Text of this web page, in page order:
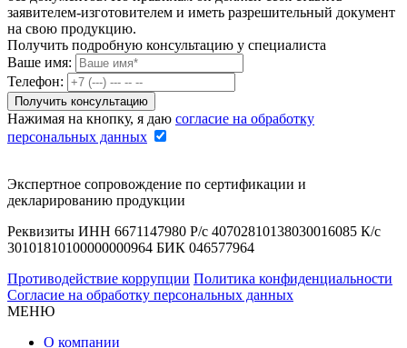
заявителем-изготовителем и иметь разрешительный документ
на свою продукцию.
Получить подробную консультацию у специалиста
Ваше имя:
Телефон:
Нажимая на кнопку, я даю согласие на обработку
персональных данных
Экспертное сопровождение по сертификации и
декларированию продукции
Реквизиты ИНН 6671147980 Р/с 40702810138030016085 К/с
30101810100000000964 БИК 046577964
Противодействие коррупции Политика конфиденциальности
Согласие на обработку персональных данных
МЕНЮ
О компании